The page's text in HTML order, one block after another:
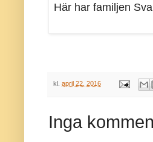
Här har familjen
kl. april 22, 2016
Inga